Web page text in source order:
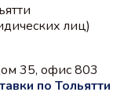
лиц)
35, офис 803
по Тольятти